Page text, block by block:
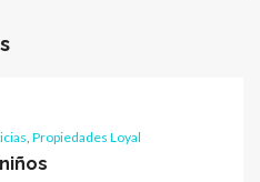
, Propiedades Loyal